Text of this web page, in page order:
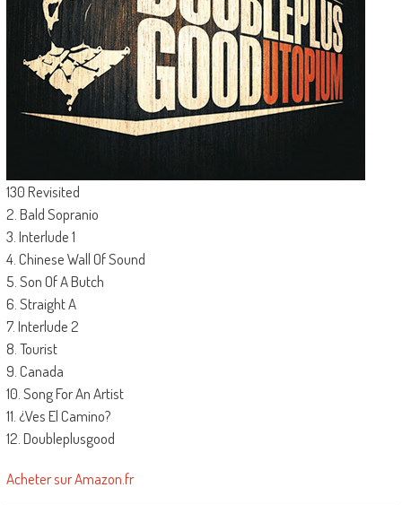
130 Revisited
2. Bald Sopranio
3. Interlude 1
4. Chinese Wall Of Sound
5. Son Of A Butch
6. Straight A
7. Interlude 2
8. Tourist
9. Canada
10. Song For An Artist
11. ¿Ves El Camino?
12. Doubleplusgood
Acheter sur Amazon.fr